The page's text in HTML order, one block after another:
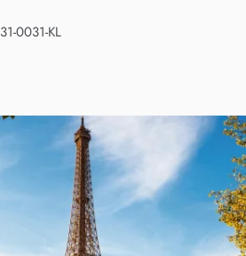
31-0031-KL